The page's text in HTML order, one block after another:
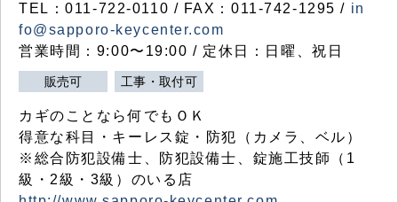
TEL：011-722-0110 / FAX：011-742-1295 / in
fo@sapporo-keycenter.com
営業時間：9:00〜19:00 / 定休日：日曜、祝日
販売可 工事・取付可
カギのことなら何でもＯＫ
得意な科目・キーレス錠・防犯（カメラ、ベル）
※総合防犯設備士、防犯設備士、錠施工技師（1
級・2級・3級）のいる店